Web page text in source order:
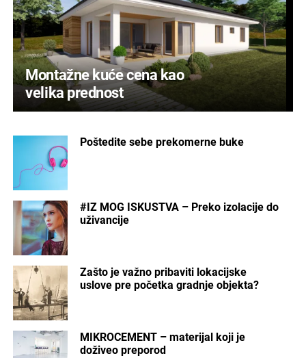
Montažne kuće cena kao
velika prednost
Poštedite sebe prekomerne buke
#IZ MOG ISKUSTVA – Preko izolacije do
uživancije
Zašto je važno pribaviti lokacijske
uslove pre početka gradnje objekta?
MIKROCEMENT – materijal koji je
doživeo preporod